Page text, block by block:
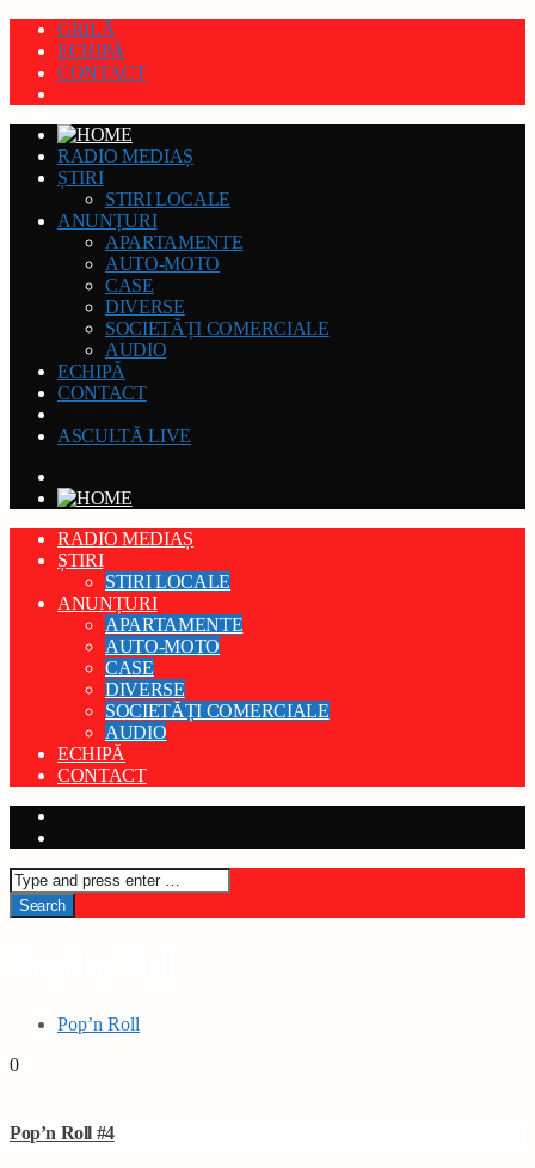
GRILĂ
ECHIPĂ
CONTACT
RADIO MEDIAȘ
ȘTIRI
STIRI LOCALE
ANUNȚURI
APARTAMENTE
AUTO-MOTO
CASE
DIVERSE
SOCIETĂȚI COMERCIALE
AUDIO
ECHIPĂ
CONTACT
ASCULTĂ LIVE
RADIO MEDIAȘ
ȘTIRI
STIRI LOCALE
ANUNȚURI
APARTAMENTE
AUTO-MOTO
CASE
DIVERSE
SOCIETĂȚI COMERCIALE
AUDIO
ECHIPĂ
CONTACT
Pop’n Roll
0
Pop’n Roll #4